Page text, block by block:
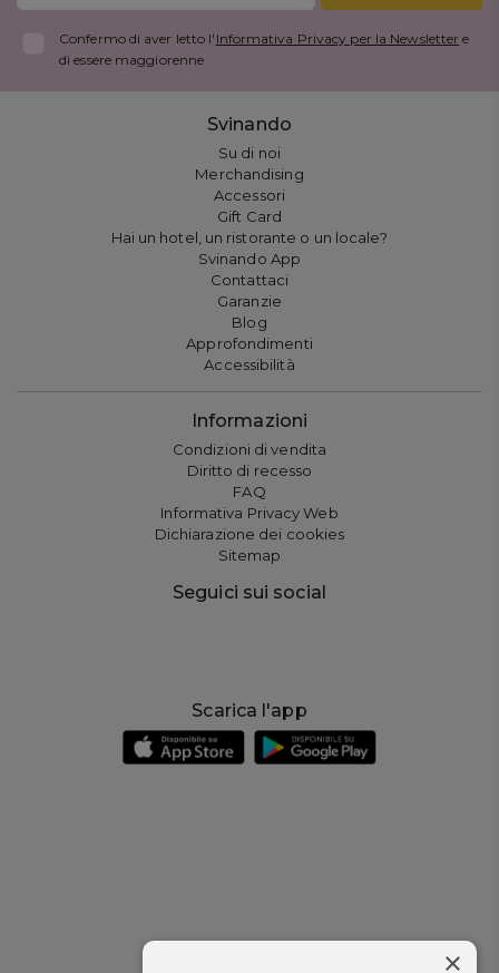
Confermo di aver letto l' Informativa Privacy per la Newsletter e
di essere maggiorenne
Svinando
Su di noi
Merchandising
Accessori
Gift Card
Hai un hotel, un ristorante o un locale?
Svinando App
Contattaci
Garanzie
Blog
Approfondimenti
Accessibilità
Informazioni
Condizioni di vendita
Diritto di recesso
FAQ
Informativa Privacy Web
Dichiarazione dei cookies
Sitemap
Seguici sui social
Scarica l'app
×